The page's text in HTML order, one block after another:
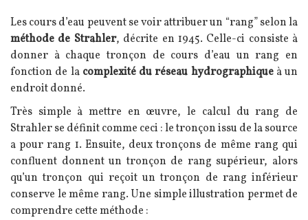
Texte
Les cours d’eau peuvent se voir attribuer un “rang” selon la
méthode de Strahler, décrite en 1945. Celle-ci consiste à
donner à chaque tronçon de cours d’eau un rang en
fonction de la complexité du réseau hydrographiqueà un
endroit donné.
Très simple à mettre en œuvre, le calcul du rang de
Strahler se définit comme ceci : le tronçon issu de la source
a pour rang 1. Ensuite, deux tronçons de même rang qui
confluent donnent un tronçon de rang supérieur, alors
qu’un tronçon qui reçoit un tronçon de rang inférieur
conserve le même rang. Une simple illustration permet de
comprendre cette méthode :